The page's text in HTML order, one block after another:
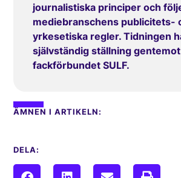
journalistiska principer och
mediebranschens publicitets-
yrkesetiska regler. Tidningen
självständig ställning
fackförbundet SULF.
ÄMNEN I ARTIKELN:
DELA: